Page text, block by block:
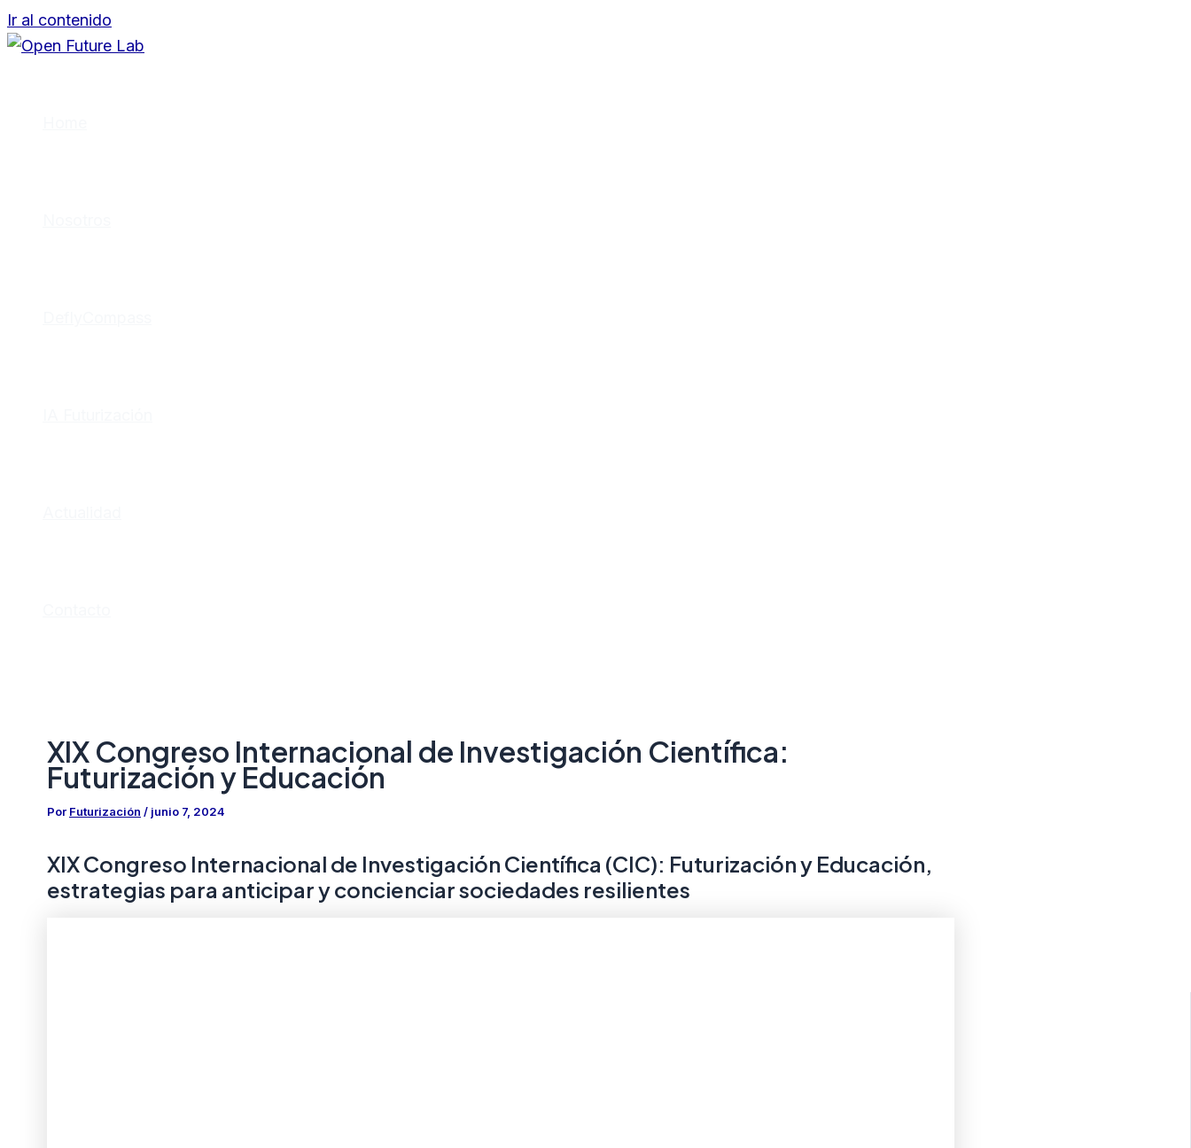
Ir al contenido
XIX Congreso Internacional de Investigación Científica:
Futurización y Educación
Por Futurización / junio 7, 2024
XIX Congreso Internacional de Investigación Científica (CIC): Futurización y Educación,
estrategias para anticipar y concienciar sociedades resilientes